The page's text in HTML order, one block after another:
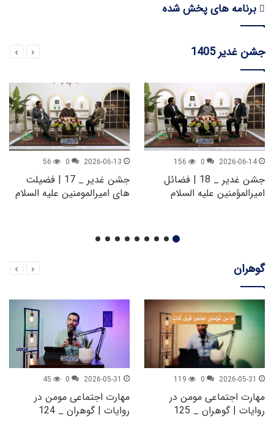
برنامه های پخش شده
جشن غدیر 1405
2026-06-14
0
156
جشن غدیر _ 18 | فضائل
امیرالمؤمنین علیه السلام
2026-06-13
0
56
جشن غدیر _ 17 | فضیلت
های امیرالمومنین علیه السلام
گوهران
2026-05-31
0
119
مهارت اجتماعی مومن در
روایات | گوهران _ 125
2026-05-31
0
45
مهارت اجتماعی مومن در
روایات | گوهران _ 124